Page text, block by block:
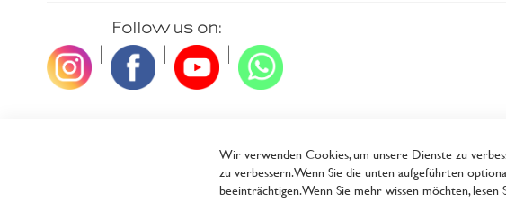
Follow us on:
Wir verwenden Cookies, um unsere Dienste zu
zu verbessern. Wenn Sie die unten aufgeführten
beeinträchtigen. Wenn Sie mehr wissen möchten, lesen